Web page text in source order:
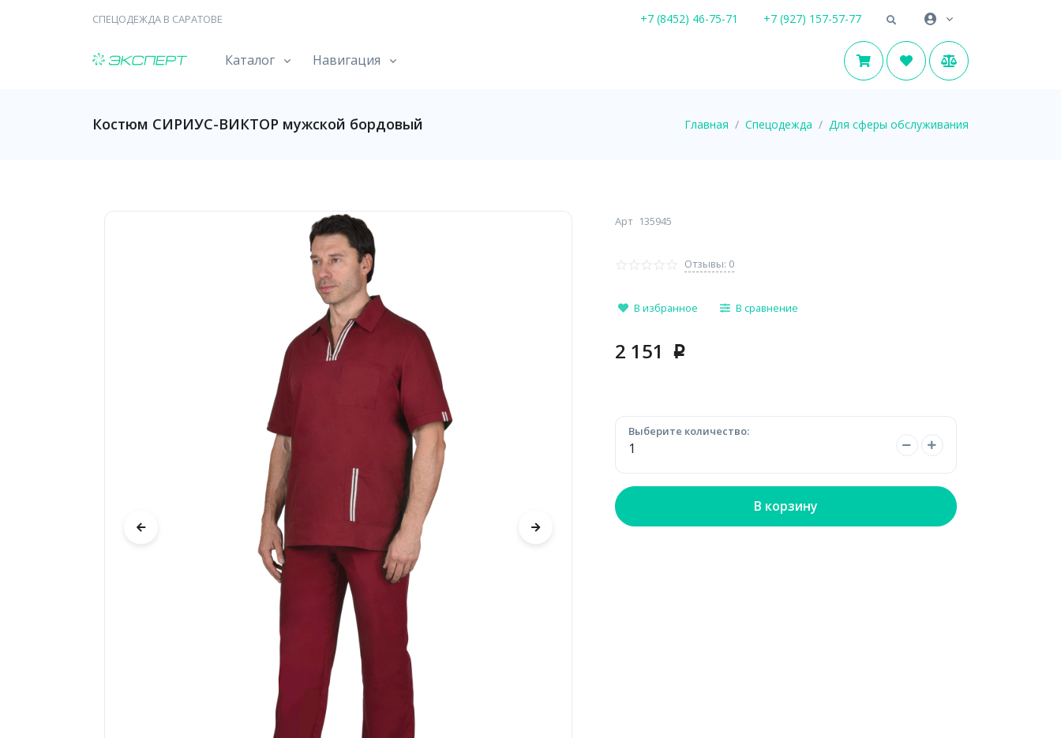
СПЕЦОДЕЖДА В САРАТОВЕ +7 (8452) 46-75-71 +7 (927) 157-57-77
Каталог Навигация
Костюм СИРИУС-ВИКТОР мужской бордовый Главная Спецодежда Для сферы обслуживания
Арт 135945
Отзывы: 0
В избранное В сравнение
2 151 p
Выберите количество:
В корзину